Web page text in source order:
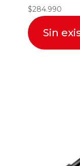
$284.990
Sin